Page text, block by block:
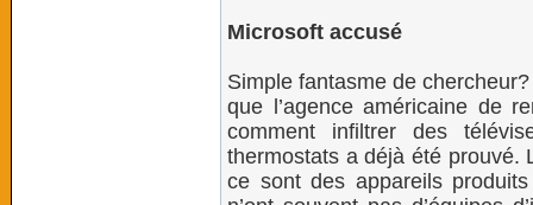
Microsoft accusé
Simple fantasme de
que l’agence américaine de
comment infiltrer des
thermostats a déjà été prouvé.
ce sont des appareils